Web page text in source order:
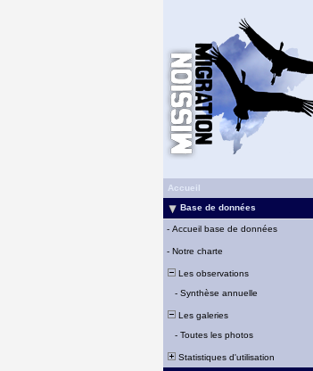
Accueil
Base de données
- Accueil base de données
- Notre charte
Les observations
- Synthèse annuelle
Les galeries
- Toutes les photos
Statistiques d'utilisation